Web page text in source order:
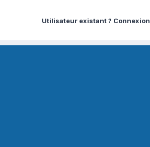
Utilisateur existant ? Connexion